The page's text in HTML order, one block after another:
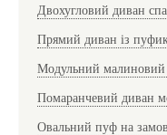
Двохугловий диван
Прямий диван із
Модульний малиновий
Помаранчевий диван
Овальний пуф на